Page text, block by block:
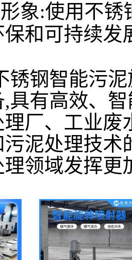
象:使用不
和可持续发
锈钢智能污
具有高效、
厂、工业废
污泥处理技
领域发挥更